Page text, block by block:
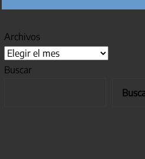
Archivos
Buscar